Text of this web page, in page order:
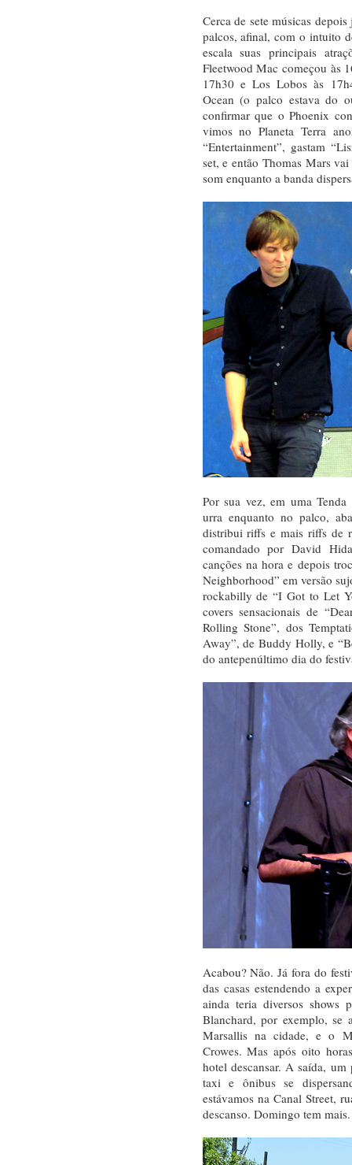
Cerca de sete músicas
palcos, afinal, com o intuito
escala suas principais
Fleetwood Mac começou às
17h30 e Los Lobos às
Ocean (o palco estava do
confirmar que o Phoenix
vimos no Planeta Terra
“Entertainment”, gastam
set, e então Thomas Mars
som enquanto a banda
Por sua vez, em uma
urra enquanto no palco,
distribui riffs e mais riffs de
comandado por David
canções na hora e depois
Neighborhood” em versão
rockabilly de “I Got to Let
covers sensacionais de
Rolling Stone”, dos
Away”, de Buddy Holly, e
do antepenúltimo dia do
Acabou? Não. Já fora do
das casas estendendo a
ainda teria diversos shows
Blanchard, por exemplo, se
Marsallis na cidade, e o
Crowes. Mas após oito
hotel descansar. A saída,
taxi e ônibus se
estávamos na Canal Street,
descanso. Domingo tem mais.